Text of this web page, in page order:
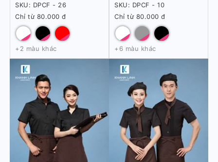
SKU: DPCF - 26
Chỉ từ 80.000 đ
+2 màu khác
SKU: DPCF - 10
Chỉ từ 80.000 đ
+6 màu khác